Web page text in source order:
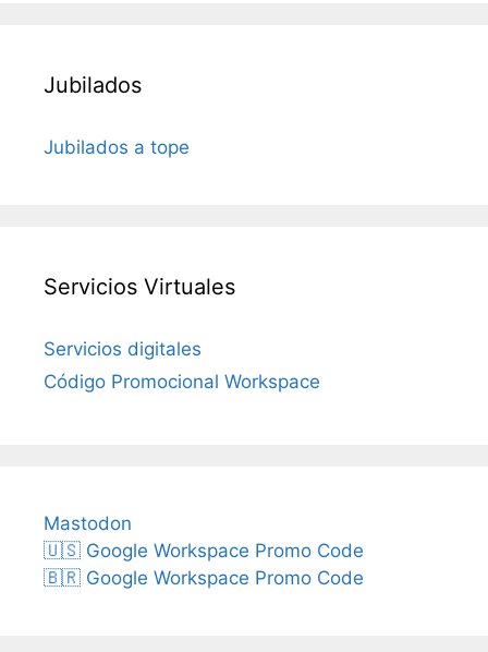
Jubilados
Jubilados a tope
Servicios Virtuales
Servicios digitales
Código Promocional Workspace
Mastodon
🇺🇸 Google Workspace Promo Code
🇧🇷 Google Workspace Promo Code